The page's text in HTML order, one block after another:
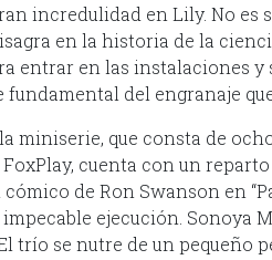
incredulidad en Lily. No es
en la historia de la
entrar en las instalaciones
del engranaje
miniserie, que consta de
cuenta con un
de Ron Swanson en
ejecución. Sonoya
trío se nutre de un pequeño